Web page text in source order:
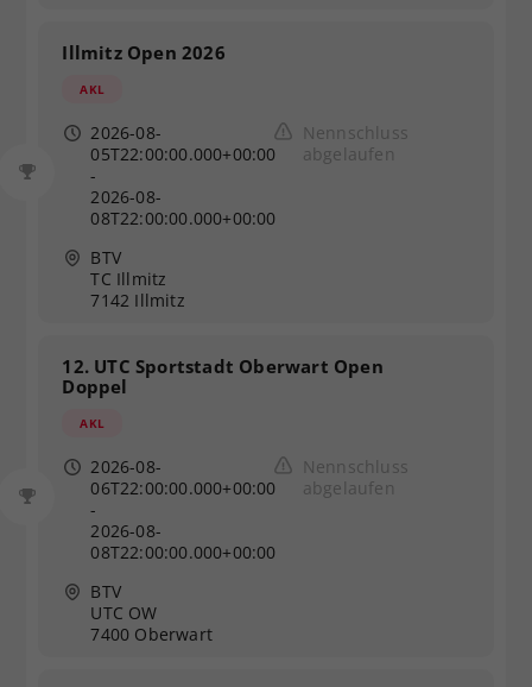
Illmitz Open 2026
AKL
2026-08-
05T22:00:00.000+00:00
-
2026-08-
08T22:00:00.000+00:00
Nennschluss
abgelaufen
BTV
TC Illmitz
7142 Illmitz
12. UTC Sportstadt Oberwart Open
Doppel
AKL
2026-08-
06T22:00:00.000+00:00
-
2026-08-
08T22:00:00.000+00:00
Nennschluss
abgelaufen
BTV
UTC OW
7400 Oberwart